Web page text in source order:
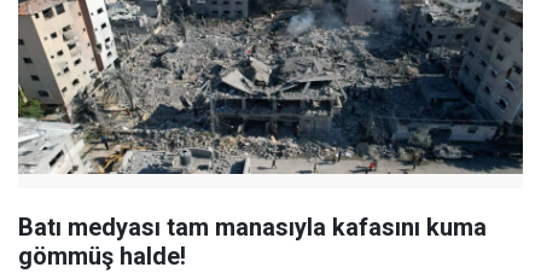
Batı medyası tam manasıyla kafasını kuma
gömmüş halde!